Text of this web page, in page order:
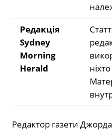
Редакція
Sydney
Morning
Herald
Редактор газети